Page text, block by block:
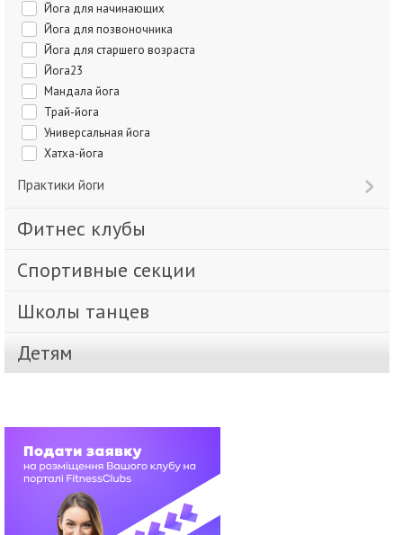
Йога для начинающих
Йога для позвоночника
Йога для старшего возраста
Йога23
Мандала йога
Трай-йога
Универсальная йога
Хатха-йога
Практики йоги
Фитнес клубы
Спортивные секции
Школы танцев
Детям